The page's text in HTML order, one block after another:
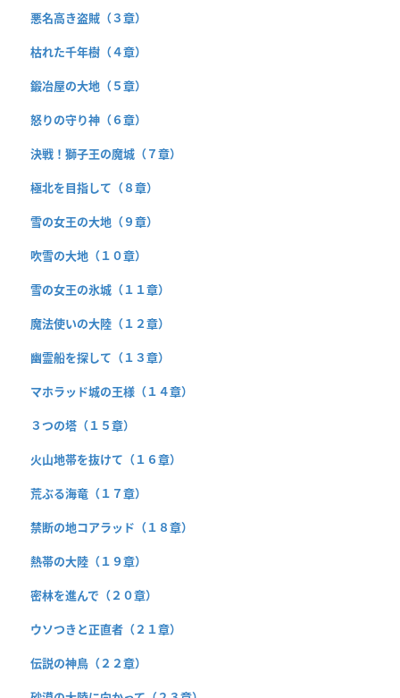
悪名高き盗賊（３章）
枯れた千年樹（４章）
鍛冶屋の大地（５章）
怒りの守り神（６章）
決戦！獅子王の魔城（７章）
極北を目指して（８章）
雪の女王の大地（９章）
吹雪の大地（１０章）
雪の女王の氷城（１１章）
魔法使いの大陸（１２章）
幽霊船を探して（１３章）
マホラッド城の王様（１４章）
３つの塔（１５章）
火山地帯を抜けて（１６章）
荒ぶる海竜（１７章）
禁断の地コアラッド（１８章）
熱帯の大陸（１９章）
密林を進んで（２０章）
ウソつきと正直者（２１章）
伝説の神鳥（２２章）